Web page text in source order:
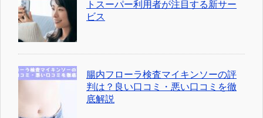
トスーパー利用者が注目する新サー
ビス
腸内フローラ検査マイキンソーの評
判は？良い口コミ・悪い口コミを徹
底解説